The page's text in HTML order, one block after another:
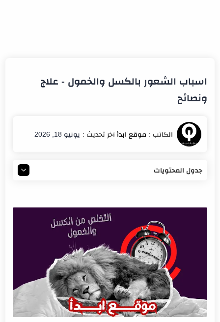
اسباب الشعور بالكسل والخمول - علاج
ونصائح
يونيو 18, 2026
جدول المحتويات
اسباب الشعور بالكسل والخمول
أسباب الكسل العقلي والانفصام العملي
تأثير الكسل على الصحة
كيف تؤثر الضغوط والعلاقات الاجتماعية على نشاطك؟
التعرض المستمر للضغوط البيئية وتأثيره على الحالة المزاجية
نمط الحياة العصري والتأثيرات السلبية على مستويات
الطاقة